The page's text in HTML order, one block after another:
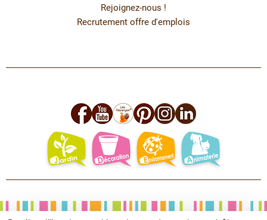
Rejoignez-nous !
Recrutement offre d'emplois
facebookyoutube
leo pinterestinstagram
linkedin
jardin deco environnementanimalerie